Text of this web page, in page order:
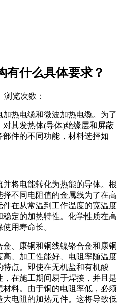
有什么具体要求？
览次数：
热电缆和微波加热电缆。为了
其发热体(导体)绝缘层和屏蔽
件的不同功能，材料选择如
将电能转化为热能的导体。根
不同电阻值的金属线为了在高
在从常温到工作温度的宽温度
定的加热特性。化学性质在高
用寿命长。
、康铜和铜线镍铬合金和康铜
、加工性能好、电阻率随温度
点。即使在无机盐和有机酸
在施工期间易于焊接，并且是
料。由于铜的电阻率低，必须
电阻的加热元件。这将导致低